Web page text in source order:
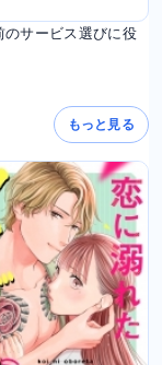
のサービス選びに役
もっと見る